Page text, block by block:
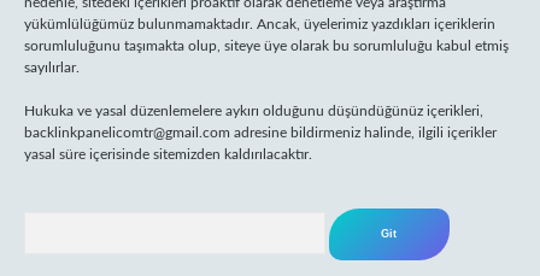
yükümlülüğümüz bulunmamaktadır. Ancak, üyelerimiz yazdıkları içeriklerin
sorumluluğunu taşımakta olup, siteye üye olarak bu sorumluluğu kabul etmiş
sayılırlar.
Hukuka ve yasal düzenlemelere aykırı olduğunu düşündüğünüz içerikleri,
backlinkpanelicomtr@gmail.com adresine bildirmeniz halinde, ilgili içerikler
yasal süre içerisinde sitemizden kaldırılacaktır.